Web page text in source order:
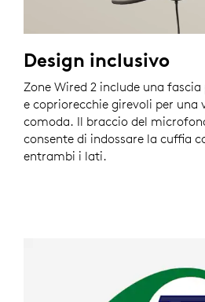
Design inclusivo
Zone Wired 2 include una
e copriorecchie girevoli per una
comoda. Il braccio del
consente di indossare la cuffia
entrambi i lati.